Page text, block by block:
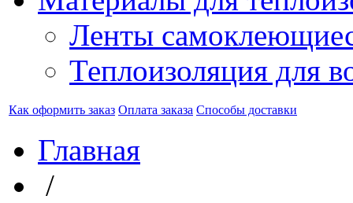
Ленты
Теплоизоляция для
Как оформить заказ Оплата заказа Способы доставки
Главная
/